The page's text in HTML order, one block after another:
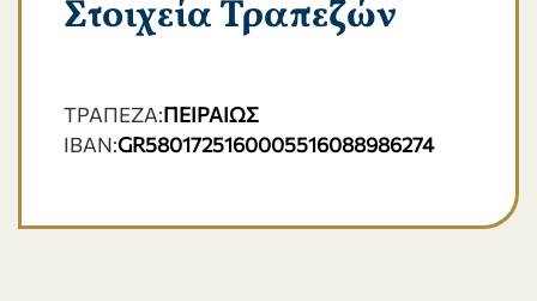
Στοιχεία Τραπεζών
ΤΡΑΠΕΖΑ:ΠΕΙΡΑΙΩΣ
IBAN:GR5801725160005516088986274